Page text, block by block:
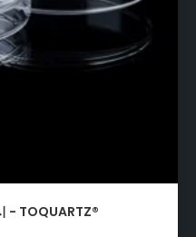
- TOQUARTZ®